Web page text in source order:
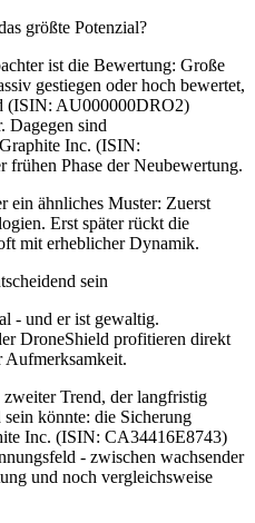
größte Potenzial?
ist die Bewertung: Große
gestiegen oder hoch bewertet,
(ISIN: AU000000DRO2)
Dagegen sind
Inc. (ISIN:
Phase der Neubewertung.
ein ähnliches Muster: Zuerst
Erst später rückt die
mit erheblicher Dynamik.
sein
- und er ist gewaltig.
DroneShield profitieren direkt
Aufmerksamkeit.
Trend, der langfristig
sein könnte: die Sicherung
Inc. (ISIN: CA34416E8743)
- zwischen wachsender
und noch vergleichsweise